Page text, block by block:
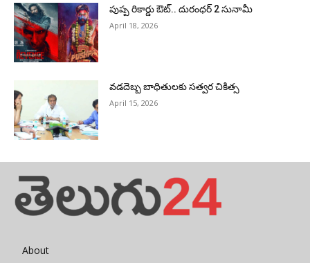
పుష్ప రికార్డు ఔట్‌.. దురంధ‌ర్ 2 సునామీ
April 18, 2026
వడదెబ్బ బాధితులకు సత్వర చికిత్స
April 15, 2026
About